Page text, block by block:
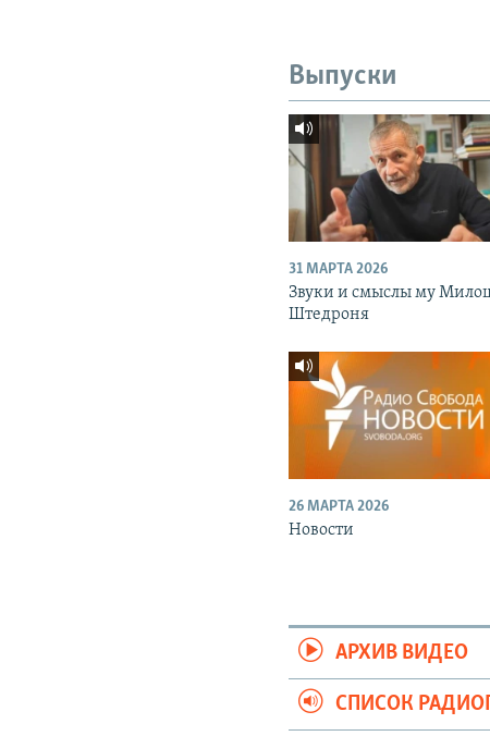
Выпуски
31 МАРТА 2026
Звуки и смыслы му
Штедроня
26 МАРТА 2026
Новости
АРХИВ ВИДЕО
СПИСОК